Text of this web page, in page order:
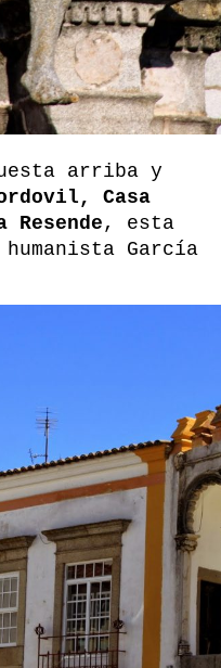
arriba y
Casa
Resende , esta
García